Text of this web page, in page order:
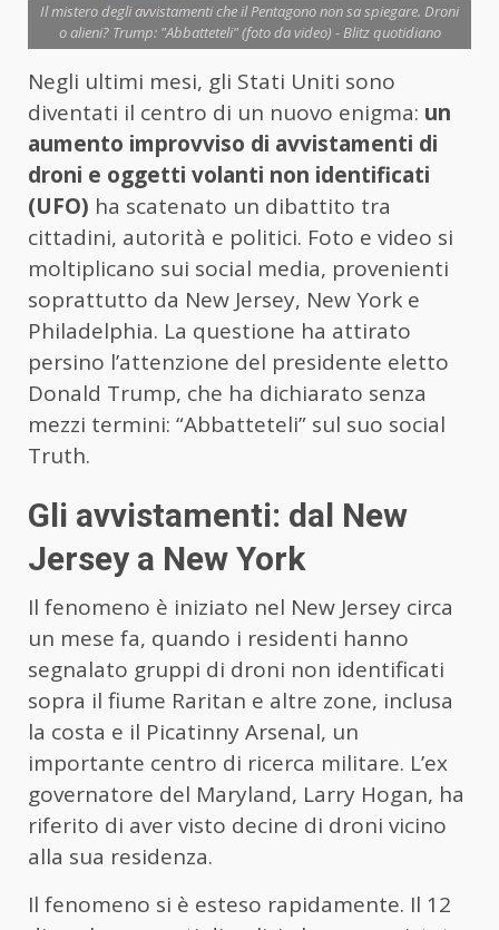
Il mistero degli avvistamenti che il Pentagono non sa spiegare. Droni
o alieni? Trump: "Abbatteteli" (foto da video) - Blitz quotidiano
Negli ultimi mesi, gli Stati Uniti sono
diventati il centro di un nuovo enigma: un
aumento improvviso di avvistamenti di
droni e oggetti volanti non identificati
(UFO) ha scatenato un dibattito tra
cittadini, autorità e politici. Foto e video si
moltiplicano sui social media, provenienti
soprattutto da New Jersey, New York e
Philadelphia. La questione ha attirato
persino l’attenzione del presidente eletto
Donald Trump, che ha dichiarato senza
mezzi termini: “Abbatteteli” sul suo social
Truth.
Gli avvistamenti: dal New
Jersey a New York
Il fenomeno è iniziato nel New Jersey circa
un mese fa, quando i residenti hanno
segnalato gruppi di droni non identificati
sopra il fiume Raritan e altre zone, inclusa
la costa e il Picatinny Arsenal, un
importante centro di ricerca militare. L’ex
governatore del Maryland, Larry Hogan, ha
riferito di aver visto decine di droni vicino
alla sua residenza.
Il fenomeno si è esteso rapidamente. Il 12